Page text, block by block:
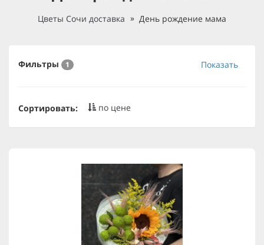
Цветы Сочи доставка День рождение мама
Фильтры 1 Показать
Сортировать: по цене